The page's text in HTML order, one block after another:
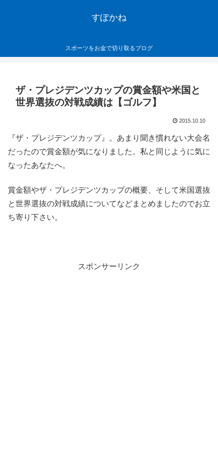
すぽかね
スポーツをお金で切り取るブログ
ザ・プレジデンツカップの賞金額や米国と
世界選抜の対戦成績は【ゴルフ】
2015.10.10
『ザ・プレジデンツカップ』。あまり聞き慣れない大会名
だったので賞金額が気になりました。私と同じように気に
なったあなたへ。
賞金額やザ・プレジデンツカップの概要、そして米国選抜
と世界選抜の対戦成績についてなどまとめましたのでお立
ち寄り下さい。
スポンサーリンク